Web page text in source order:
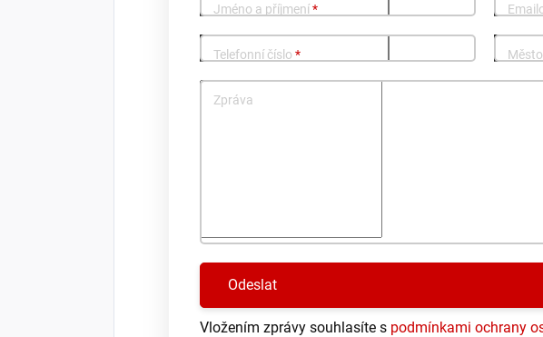
Jméno a příjmení*
Telefonní číslo *
Zpráva
Vložením zprávy souhlasíte s podmínkami ochrany